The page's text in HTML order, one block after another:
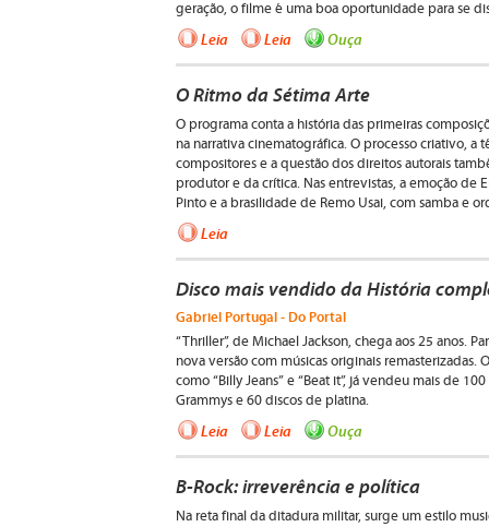
geração, o filme é uma boa oportunidade para se
Leia Leia Ouça
O Ritmo da Sétima Arte
O programa conta a história das primeiras
na narrativa cinematográfica. O processo criativo, a
compositores e a questão dos direitos autorais
produtor e da crítica. Nas entrevistas, a emoção de
Pinto e a brasilidade de Remo Usai, com samba e
Leia
Disco mais vendido da História
Gabriel Portugal - Do Portal
“Thriller”, de Michael Jackson, chega aos 25 anos.
nova versão com músicas originais remasterizadas.
como “Billy Jeans” e “Beat it”, já vendeu mais de
Grammys e 60 discos de platina.
Leia Leia Ouça
B-Rock: irreverência e política
Na reta final da ditadura militar, surge um estilo